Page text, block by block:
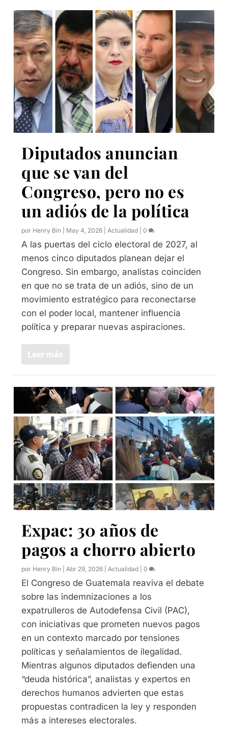
Diputados anuncian
que se van del
Congreso, pero no es
un adiós de la política
por Henry Bin May 4, 2026 |Actualidad |0
A las puertas del ciclo electoral de 2027, al
menos cinco diputados planean dejar el
Congreso. Sin embargo, analistas coinciden
en que no se trata de un adiós, sino de un
movimiento estratégico para reconectarse
con el poder local, mantener influencia
política y preparar nuevas aspiraciones.
Leer más
Expac: 30 años de
pagos a chorro abierto
por Henry Bin |Abr 29, 2026 |Actualidad |0
El Congreso de Guatemala reaviva el debate
sobre las indemnizaciones a los
expatrulleros de Autodefensa Civil (PAC),
con iniciativas que prometen nuevos pagos
en un contexto marcado por tensiones
políticas y señalamientos de ilegalidad.
Mientras algunos diputados defienden una
“deuda histórica”, analistas y expertos en
derechos humanos advierten que estas
propuestas contradicen la ley y responden
más a intereses electorales.